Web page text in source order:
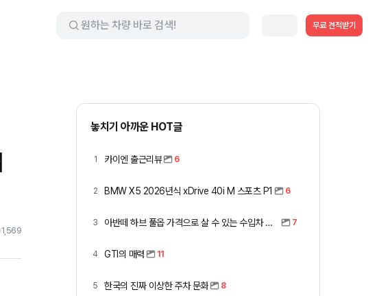
무료 견적받기
1,569
놓치기 아까운 HOT글
1 카이엔 출근리뷰 6
2 BMW X5 2026년식 xDrive 40i M 스포츠 P1 6
3 아반떼 하브 풀옵 가격으로 살 수 있는 수입차 모아봤습니다 (중고 포함) 7
4 GTI의 매력 11
5 한국의 진짜 이상한 주차 문화 8